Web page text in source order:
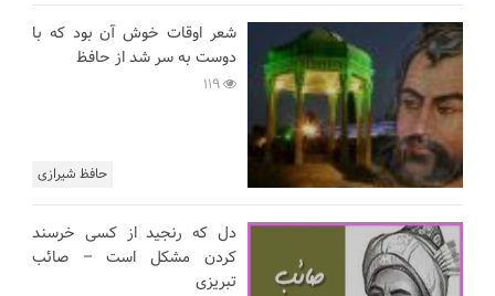
حافظ شیرازی
شعر اوقات خوش آن بود که با
دوست به سر شد از حافظ
دل که رنجید از کسی خرسند
کردن مشکل است – صائب
تبریزی